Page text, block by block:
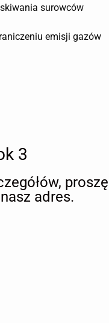
surowców
emisji gazów
3
proszę
adres.